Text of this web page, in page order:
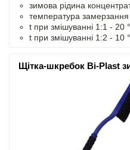
зимова рідина
температура
t при змішуванні 1:1 - 20
t при змішуванні 1:2 - 10
Щітка-шкребок Bi-Plast